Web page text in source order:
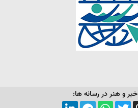
خبر و هنر در رسانه ها: